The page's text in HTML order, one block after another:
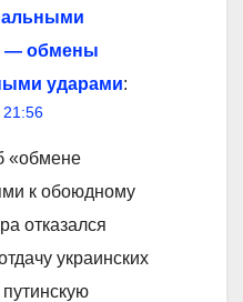
— обмены
ударами:
21:56
к обоюдному
отказался
украинских